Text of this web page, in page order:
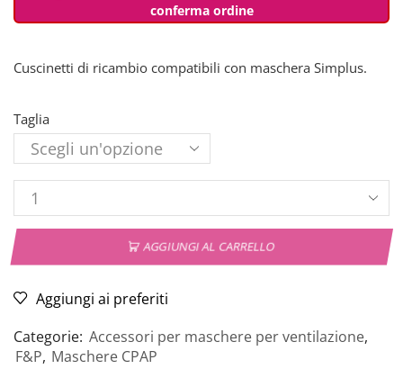
conferma ordine
Cuscinetti di ricambio compatibili con maschera Simplus.
Taglia
AGGIUNGI AL CARRELLO
Aggiungi ai preferiti
Categorie: Accessori per maschere per ventilazione,
F&P, Maschere CPAP